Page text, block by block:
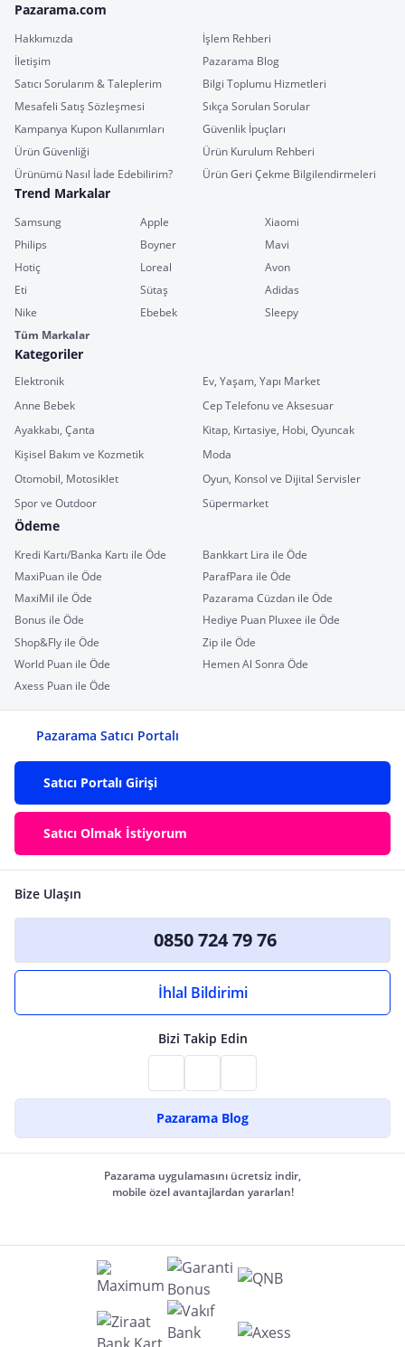
Pazarama.com
Hakkımızda
İşlem Rehberi
İletişim
Pazarama Blog
Satıcı Sorularım & Taleplerim
Bilgi Toplumu Hizmetleri
Mesafeli Satış Sözleşmesi
Sıkça Sorulan Sorular
Kampanya Kupon Kullanımları
Güvenlik İpuçları
Ürün Güvenliği
Ürün Kurulum Rehberi
Ürünümü Nasıl İade Edebilirim?
Ürün Geri Çekme Bilgilendirmeleri
Trend Markalar
Samsung Apple
Xiaomi
Philips
Boyner
Mavi
Hotiç
Loreal
Avon
Eti
Sütaş
Adidas
Nike
Ebebek
Sleepy
Tüm Markalar
Kategoriler
Elektronik
Ev, Yaşam, Yapı Market
Anne Bebek
Cep Telefonu ve Aksesuar
Ayakkabı, Çanta
Kitap, Kırtasiye, Hobi, Oyuncak
Kişisel Bakım ve Kozmetik
Moda
Otomobil, Motosiklet
Oyun, Konsol ve Dijital Servisler
Spor ve Outdoor
Süpermarket
Ödeme
Kredi Kartı/Banka Kartı ile Öde
Bankkart Lira ile Öde
MaxiPuan ile Öde
ParafPara ile Öde
MaxiMil ile Öde
Pazarama Cüzdan ile Öde
Bonus ile Öde
Hediye Puan Pluxee ile Öde
Shop&Fly ile Öde
Zip ile Öde
World Puan ile Öde
Hemen Al Sonra Öde
Axess Puan ile Öde
Pazarama Satıcı Portalı
Satıcı Portalı Girişi
Satıcı Olmak İstiyorum
Bize Ulaşın
0850 724 79 76
İhlal Bildirimi
Bizi Takip Edin
Pazarama Blog
Pazarama uygulamasını ücretsiz indir,
mobile özel avantajlardan yararlan!